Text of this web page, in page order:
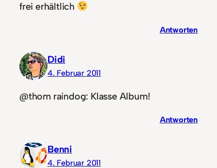
frei erhältlich
Antworten
Didi
4. Februar 2011
@thom raindog: Klasse Album!
Antworten
Benni
4. Februar 2011